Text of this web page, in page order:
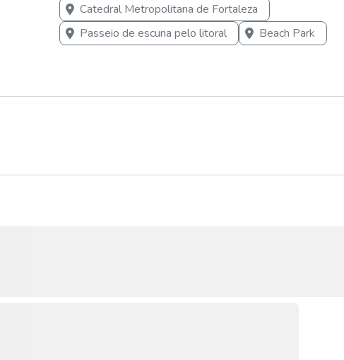
Catedral Metropolitana de Fortaleza
Passeio de escuna pelo litoral
Beach Park